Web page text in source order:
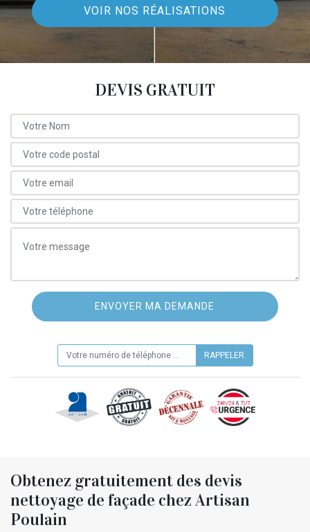
VOIR NOS RÉALISATIONS
DEVIS GRATUIT
Obtenez gratuitement des devis
nettoyage de façade chez Artisan
Poulain